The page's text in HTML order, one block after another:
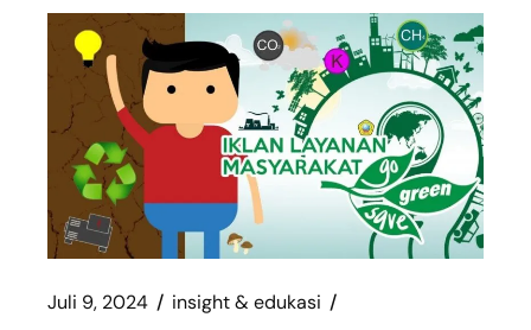
Juli 9, 2024
insight & edukasi